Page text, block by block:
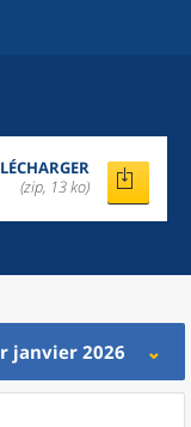
(zip, 13 ko)
janvier 2026